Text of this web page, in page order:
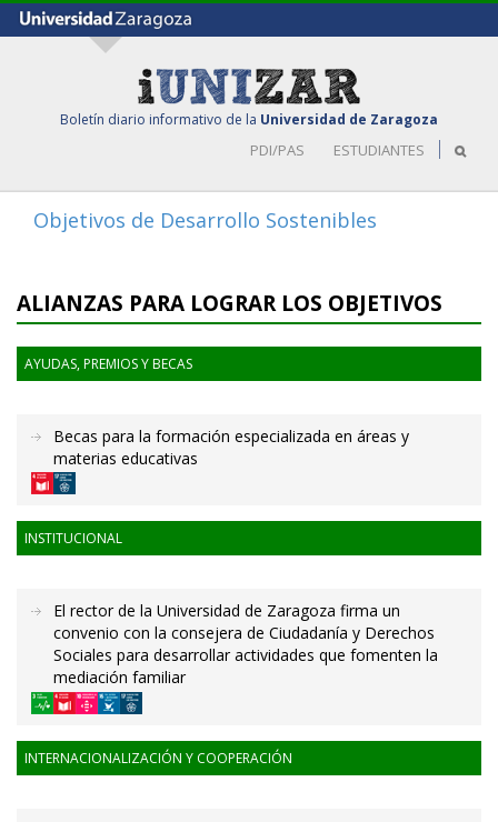
Boletín diario informativo de la Universidad de Zaragoza
PDI/PAS ESTUDIANTES
Objetivos de Desarrollo Sostenibles
ALIANZAS PARA LOGRAR LOS OBJETIVOS
AYUDAS, PREMIOS Y BECAS
Becas para la formación especializada en áreas y
materias educativas
INSTITUCIONAL
El rector de la Universidad de Zaragoza firma un
convenio con la consejera de Ciudadanía y Derechos
Sociales para desarrollar actividades que fomenten la
mediación familiar
INTERNACIONALIZACIÓN Y COOPERACIÓN